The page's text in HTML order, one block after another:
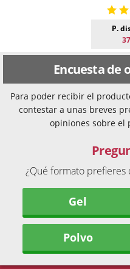
P.
Encuesta de
Para poder recibir el
contestar a unas breves
opiniones sobre el
¿Qué formato prefieres
Gel
Polvo